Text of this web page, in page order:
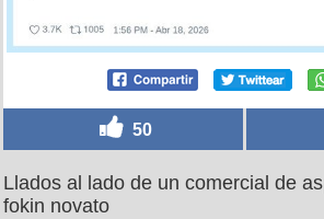
50
Llados al lado de un comercial de
fokin novato